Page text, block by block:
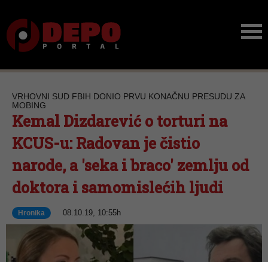
VRHOVNI SUD FBIH DONIO PRVU KONAČNU PRESUDU ZA
MOBING
Kemal Dizdarević o torturi na
KCUS-u: Radovan je čistio
narode, a 'seka i braco' zemlju od
doktora i samomislećih ljudi
Hronika 08.10.19, 10:55h